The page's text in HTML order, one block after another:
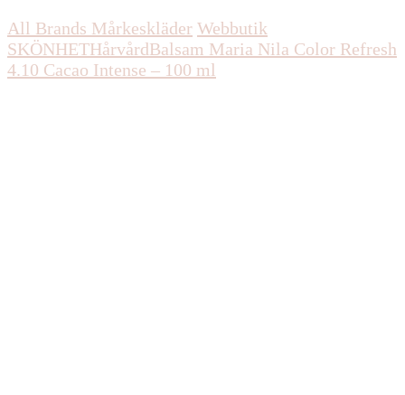
All Brands Mårkeskläder Webbutik
SKÖNHETHårvårdBalsam Maria Nila Color Refresh
4.10 Cacao Intense – 100 ml